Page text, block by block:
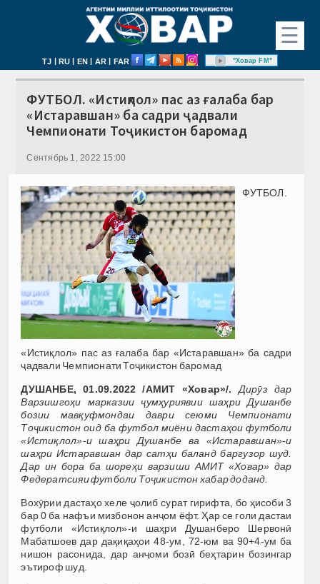
☰
TJ | RU | EN | AR | FAR "Ховар FM"
ФУТБОЛ. «Истиқлол» пас аз ғалаба бар
«Истаравшан» ба садри ҷадвали
Чемпионати Тоҷикистон баромад
Сентябрь 1, 2022 15:00
ФУТБОЛ.
«Истиқлол» пас аз ғалаба бар «Истаравшан» ба садри
ҷадвали Чемпионати Тоҷикистон баромад
ДУШАНБЕ, 01.09.2022 /АМИТ «Ховар»/.
Дирӯз дар
Варзишгоҳи марказии ҷумҳуриявии шаҳри Душанбе
бозии мавқуфмондаи даври сеюми Чемпионати
Тоҷикистон оид ба футбол миёни дастаҳои футболи
«Истиқлол»-и шаҳри Душанбе ва «Истаравшан»-и
шаҳри Истаравшан дар сатҳи баланд баргузор шуд.
Дар ин бора ба шореҳи варзиши АМИТ «Ховар» дар
Федератсияи футболи Тоҷикистон хабар доданд.
Вохӯрии дастаҳо хеле ҷолиб сурат гирифта, бо ҳисоби 3
бар 0 ба нафъи мизбонон анҷом ёфт. Ҳар се голи дастаи
футболи «Истиқлол»-и шаҳри Душанберо Шервонӣ
Мабатшоев дар дақиқаҳои 48-ум, 72-юм ва 90+4-ум ба
нишон расонида, дар анҷоми бозӣ беҳтарин бозингар
эътироф шуд.